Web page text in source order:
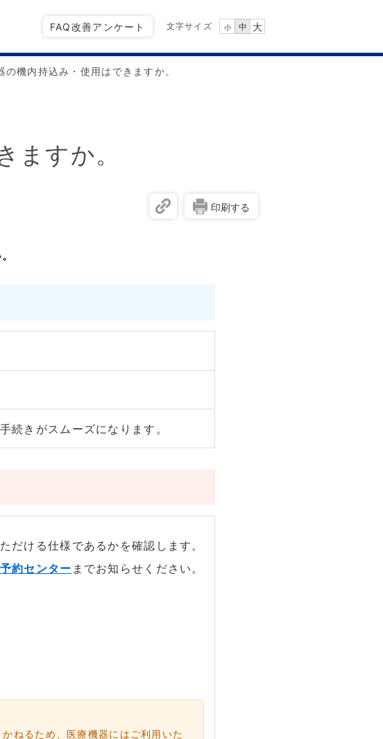
FAQ改善アンケート 文字サイズ 小 中 大
の機内持込み・使用はできますか。
ますか。
印刷する
続きがスムーズになります。
だける仕様であるかを確認します。
約センター までお知らせください。
ねるため、医療機器にはご利用いた